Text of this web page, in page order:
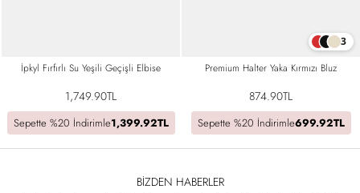
İpkyl Fırfırlı Su Yeşili Geçişli Elbise
1,749.90TL
Sepette %20 İndirimle1,399.92TL
3
Premium Halter Yaka Kırmızı Bluz
874.90TL
Sepette %20 İndirimle699.92TL
BIZDEN HABERLER